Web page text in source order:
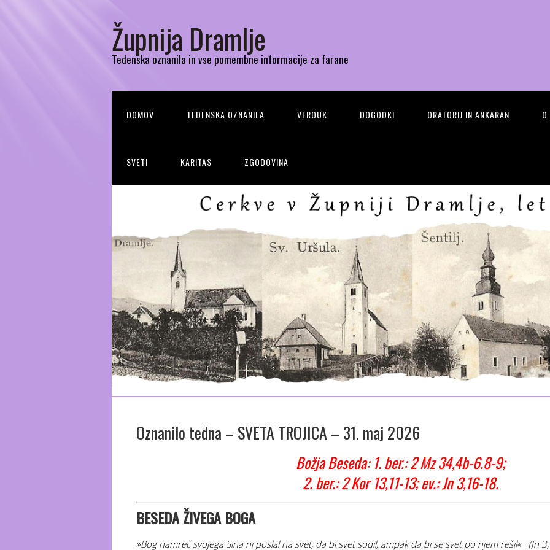
Župnija Dramlje
Tedenska oznanila in vse pomembne informacije za farane
DOMOV TEDENSKA OZNANILA VEROUK DOGODKI ORATORIJ IN ANKARAN
SVETI KARITAS ZGODOVINA
Oznanilo tedna – SVETA TROJICA – 31. maj 2026
Božja Beseda: 1. ber.: 2 Mz 34,4b-6.8-9;
2. ber.: 2 Kor 13,11-13; ev.: Jn 3,16-18.
BESEDA ŽIVEGA BOGA
»Bog namreč svojega Sina ni poslal na svet, da bi svet sodil, ampak da bi se svet po njemrešil« (Jn